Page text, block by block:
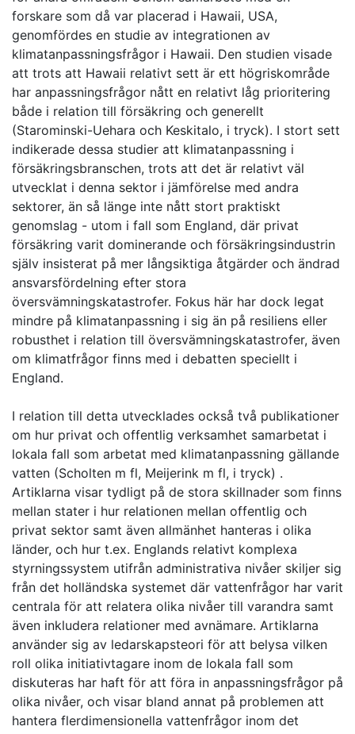
forskare som då var placerad i Hawaii, USA,
genomfördes en studie av integrationen av
klimatanpassningsfrågor i Hawaii. Den studien visade
att trots att Hawaii relativt sett är ett högriskområde
har anpassningsfrågor nått en relativt låg prioritering
både i relation till försäkring och generellt
(Starominski-Uehara och Keskitalo, i tryck). I stort sett
indikerade dessa studier att klimatanpassning i
försäkringsbranschen, trots att det är relativt väl
utvecklat i denna sektor i jämförelse med andra
sektorer, än så länge inte nått stort praktiskt
genomslag - utom i fall som England, där privat
försäkring varit dominerande och försäkringsindustrin
själv insisterat på mer långsiktiga åtgärder och ändrad
ansvarsfördelning efter stora
översvämningskatastrofer. Fokus här har dock legat
mindre på klimatanpassning i sig än på resiliens eller
robusthet i relation till översvämningskatastrofer, även
om klimatfrågor finns med i debatten speciellt i
England.
I relation till detta utvecklades också två publikationer
om hur privat och offentlig verksamhet samarbetat i
lokala fall som arbetat med klimatanpassning gällande
vatten (Scholten m fl, Meijerink m fl, i tryck) .
Artiklarna visar tydligt på de stora skillnader som finns
mellan stater i hur relationen mellan offentlig och
privat sektor samt även allmänhet hanteras i olika
länder, och hur t.ex. Englands relativt komplexa
styrningssystem utifrån administrativa nivåer skiljer sig
från det holländska systemet där vattenfrågor har varit
centrala för att relatera olika nivåer till varandra samt
även inkludera relationer med avnämare. Artiklarna
använder sig av ledarskapsteori för att belysa vilken
roll olika initiativtagare inom de lokala fall som
diskuteras har haft för att föra in anpassningsfrågor på
olika nivåer, och visar bland annat på problemen att
hantera flerdimensionella vattenfrågor inom det